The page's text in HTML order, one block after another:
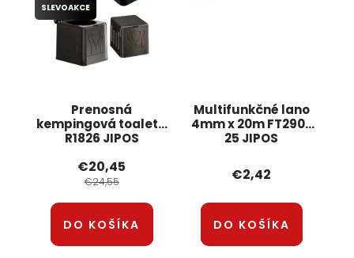
Prenosná
kempingová toaleta
R1826 JIPOS
SLEVOAKCE
€20,45
€24,55
DO KOŠÍKA
Multifunkčné lano
4mm x 20m FT290-
25 JIPOS
€2,42
DO KOŠÍKA